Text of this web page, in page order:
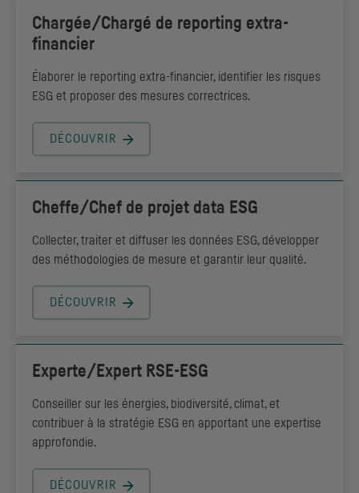
Chargée/Chargé de reporting extra-
financier
Élaborer le reporting extra-financier, identifier les risques
ESG et proposer des mesures correctrices.
DÉCOUVRIR
Cheffe/Chef de projet data ESG
Collecter, traiter et diffuser les données ESG, développer
des méthodologies de mesure et garantir leur qualité.
DÉCOUVRIR
Experte/Expert RSE-ESG
Conseiller sur les énergies, biodiversité, climat, et
contribuer à la stratégie ESG en apportant une expertise
approfondie.
DÉCOUVRIR